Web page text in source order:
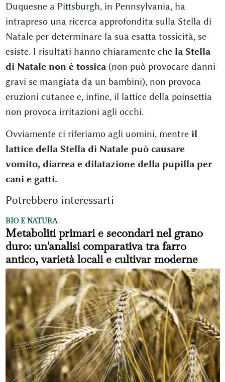
Duquesne a Pittsburgh, in Pennsylvania, ha
intrapreso una ricerca approfondita sulla Stella di
Natale per determinare la sua esatta tossicità, se
esiste. I risultati hanno chiaramente che la Stella
di Natale non è tossica(non può provocare danni
gravi se mangiata da un bambini), non provoca
eruzioni cutanee e, infine, il lattice della poinsettia
non provoca irritazioni agli occhi.
Ovviamente ci riferiamo agli uomini, mentre il
lattice della Stella di Natale può causare
vomito, diarrea e dilatazione della pupilla per
cani e gatti.
Potrebbero interessarti
BIO E NATURA
Metaboliti primari e secondari nel grano
duro: un'analisi comparativa tra farro
antico, varietà locali e cultivar moderne